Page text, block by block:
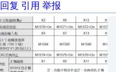
回复 引用 举报